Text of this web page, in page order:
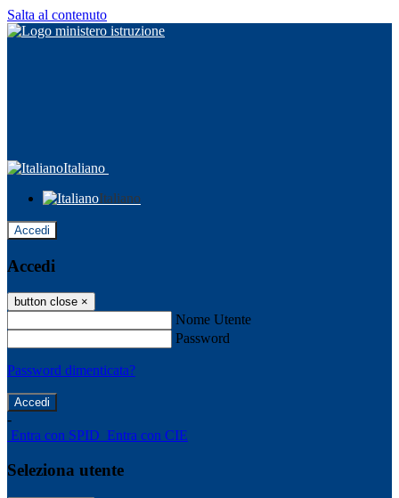
Salta al contenuto
Italiano
Italiano
Accedi
Accedi
button close ×
Nome Utente
Password
Password dimenticata?
-
Entra con SPID Entra con CIE
Seleziona utente